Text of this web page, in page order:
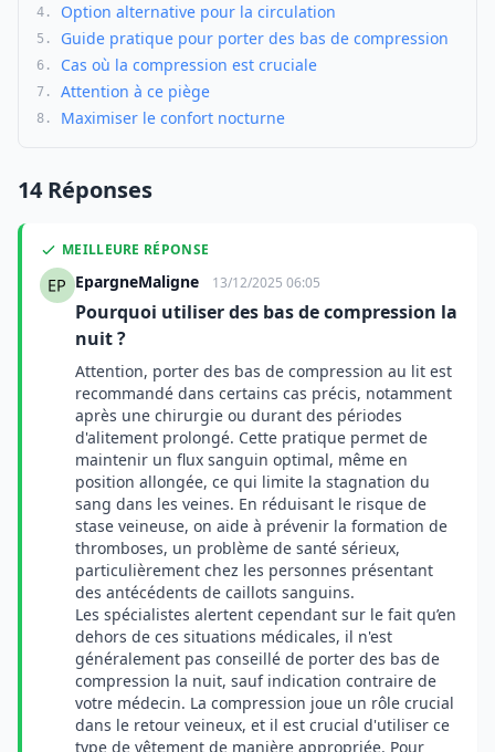
4. Option alternative pour la circulation
5. Guide pratique pour porter des bas de compression
6. Cas où la compression est cruciale
7. Attention à ce piège
8. Maximiser le confort nocturne
14 Réponses
MEILLEURE RÉPONSE
EpargneMaligne 13/12/2025 06:05
Pourquoi utiliser des bas de compression la
nuit ?
Attention, porter des bas de compression au lit est
recommandé dans certains cas précis, notamment
après une chirurgie ou durant des périodes
d'alitement prolongé. Cette pratique permet de
maintenir un flux sanguin optimal, même en
position allongée, ce qui limite la stagnation du
sang dans les veines. En réduisant le risque de
stase veineuse, on aide à prévenir la formation de
thromboses, un problème de santé sérieux,
particulièrement chez les personnes présentant
des antécédents de caillots sanguins.
Les spécialistes alertent cependant sur le fait qu’en
dehors de ces situations médicales, il n'est
généralement pas conseillé de porter des bas de
compression la nuit, sauf indication contraire de
votre médecin. La compression joue un rôle crucial
dans le retour veineux, et il est crucial d'utiliser ce
type de vêtement de manière appropriée. Pour